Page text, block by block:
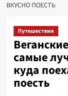
ВКУСНО ПОЕСТЬ
Путешествия
самые
куда
поесть